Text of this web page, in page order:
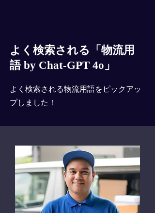
よく検索される「物流用
語 by Chat-GPT 4o」
よく検索される物流用語をピックアッ
プしました！